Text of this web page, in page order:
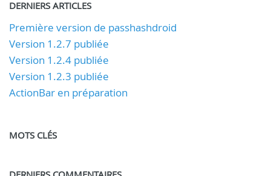
DERNIERS ARTICLES
Première version de passhashdroid
Version 1.2.7 publiée
Version 1.2.4 publiée
Version 1.2.3 publiée
ActionBar en préparation
MOTS CLÉS